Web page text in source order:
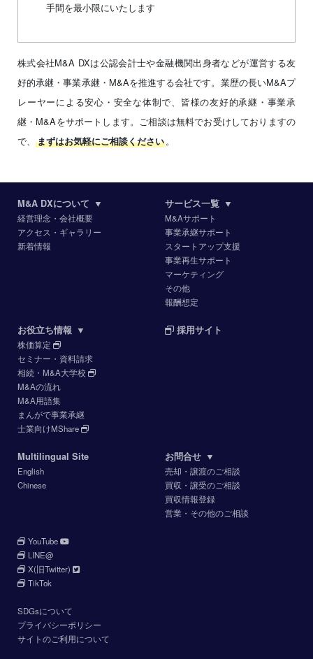
手間を最小限にいたします
株式会社M&A DXは公認会計士や金融機関出身者などが運営する友
好的承継・事業承継・M&Aを推進する会社です。業歴の長いM&Aプ
レーヤーによる安心・安全な体制で、皆様の友好的承継・事業承
継・M&Aをサポートします。ご相談は無料でお受けしておりますの
で、
まずはお気軽にご相談ください。
M&A DXについて ▼
経営理念・会社概要
アクセス・ギャラリー
新着情報
サービス一覧 ▼
M&Aサポート
事業承継サポート
スタートアップ支援
事業再生サポート
マーケティング
その他
報酬想定
お役立ち情報 ▼
株価算定
セミナー・資料請求
相続・M&A大学校
M&Aの流れ
M&A用語集
まんがで事業承継
士業向けMShare
採用サイト
Multilingual Site
English
Chinese
お問合せ ▼
売却・譲渡のご相談
買収・譲受のご相談
買収情報登録
営業・その他のご相談
YouTube
LINE@
X(旧Twitter)
TikTok
SDGsについて
プライバシーポリシー
サイトのご利用について